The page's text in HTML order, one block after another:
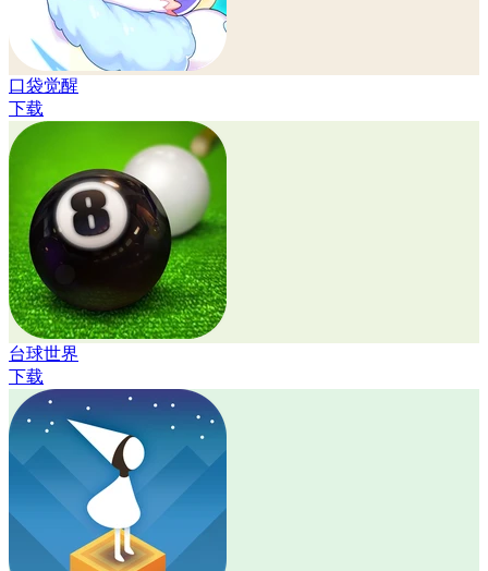
口袋觉醒
下载
台球世界
下载